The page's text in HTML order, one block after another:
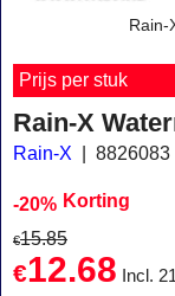
Rain-
Prijs per stuk
Rain-X
Rain-X 8826083
-20% Korting
€15.85
€12.68
Incl.